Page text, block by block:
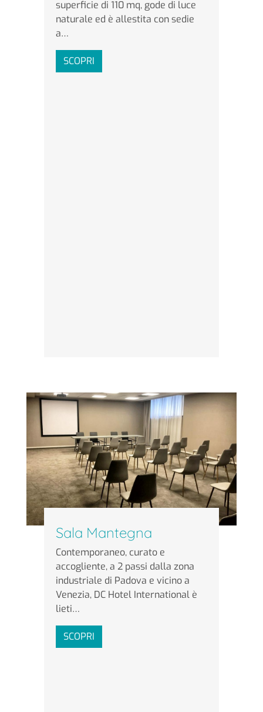
superficie di 110 mq, gode di luce
naturale ed è allestita con sedie
a…
SCOPRI
Sala Mantegna
Contemporaneo, curato e
accogliente, a 2 passi dalla zona
industriale di Padova e vicino a
Venezia, DC Hotel International è
lieti…
SCOPRI